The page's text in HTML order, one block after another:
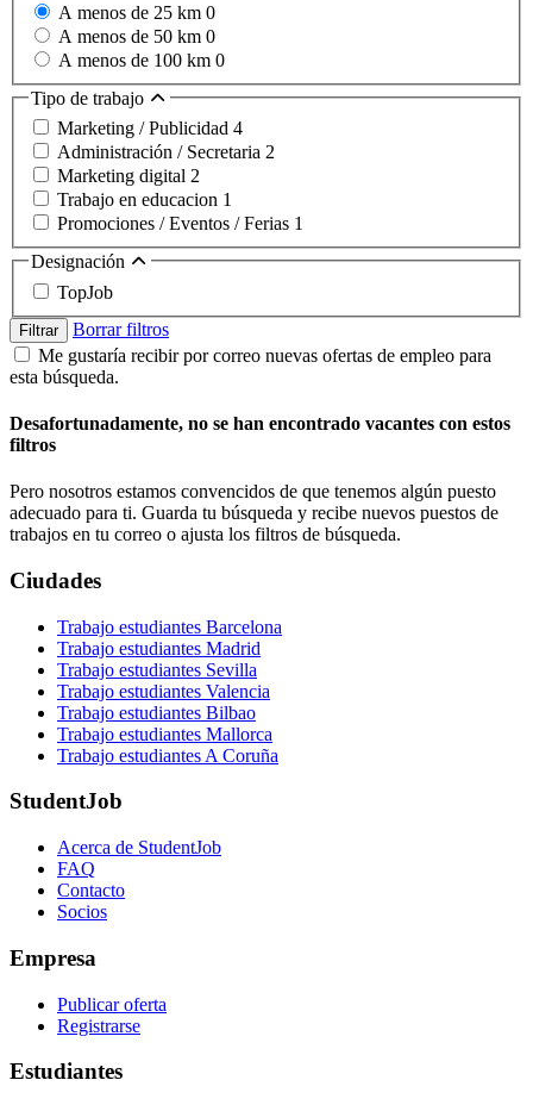
A menos de 25 km 0
A menos de 50 km 0
A menos de 100 km 0
Tipo de trabajo
Marketing / Publicidad 4
Administración / Secretaria 2
Marketing digital 2
Trabajo en educacion 1
Promociones / Eventos / Ferias 1
Designación
TopJob
Filtrar
Borrar filtros
Me gustaría recibir por correo nuevas ofertas de empleo para
esta búsqueda.
Desafortunadamente, no se han encontrado vacantes con estos
filtros
Pero nosotros estamos convencidos de que tenemos algún puesto
adecuado para ti. Guarda tu búsqueda y recibe nuevos puestos de
trabajos en tu correo o ajusta los filtros de búsqueda.
Ciudades
Trabajo estudiantes Barcelona
Trabajo estudiantes Madrid
Trabajo estudiantes Sevilla
Trabajo estudiantes Valencia
Trabajo estudiantes Bilbao
Trabajo estudiantes Mallorca
Trabajo estudiantes A Coruña
StudentJob
Acerca de StudentJob
FAQ
Contacto
Socios
Empresa
Publicar oferta
Registrarse
Estudiantes